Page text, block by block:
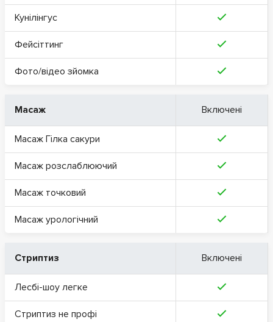
Кунілінгус
Фейсіттинг
Фото/відео зйомка
Масаж Включені
Масаж Гілка сакури
Масаж розслаблюючий
Масаж точковий
Масаж урологічний
Стриптиз Включені
Лесбі-шоу легке
Стриптиз не профі